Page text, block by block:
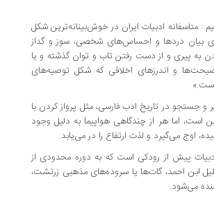
متاسفانه ادبیات ایران در خوش‌بینانه‌ترین شکل
بیان دردها و احساس‌های شخصی، سوز و گداز
به پیری و از دست رفتن تاب و توان گذشته و یا
و اندرزهای اخلاقی که شکل توصیه‌های
و جستجو در تاریخ ادب فارسی، مثل پرواز کردن با
است، اما هر از چندگاهی هواپیما به دلیل وجود
اوج می‌گیرد و لذت ارتفاع را در می‌یابد.
پیش از رودکی است که به دوره محدودی از
ابن احمد، گات‌ها یا سروده‌های مذهبی زرتشت،
می‌شود.